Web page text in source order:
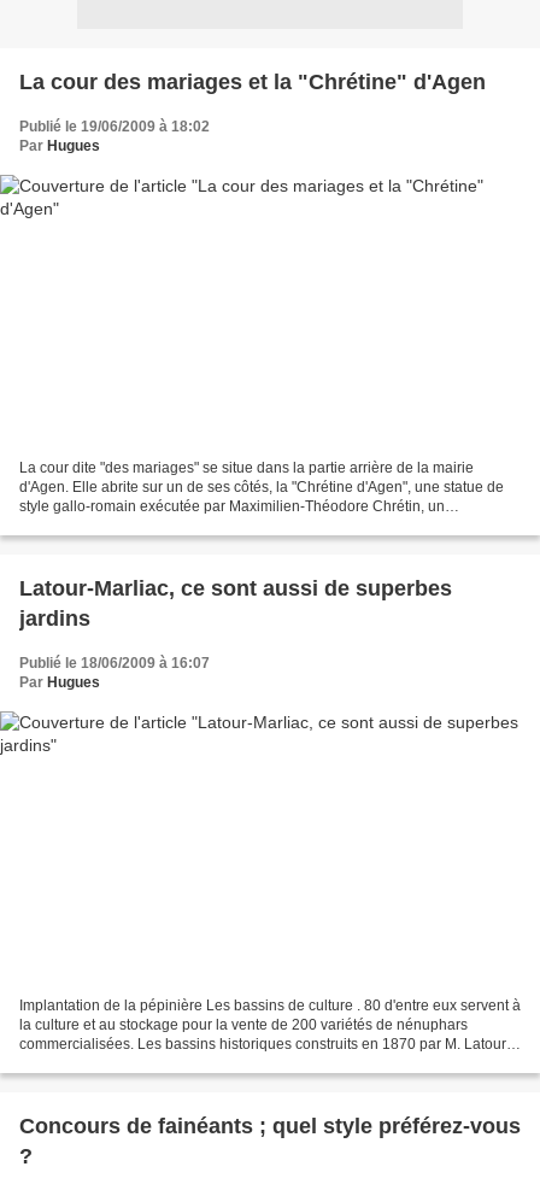
La cour des mariages et la "Chrétine" d'Agen
Publié le 19/06/2009 à 18:02
Par Hugues
La cour dite "des mariages" se situe dans la partie arrière de la mairie
d'Agen. Elle abrite sur un de ses côtés, la "Chrétine d'Agen", une statue de
style gallo-romain exécutée par Maximilien-Théodore Chrétin, un
Latour-Marliac, ce sont aussi de superbes
jardins
Publié le 18/06/2009 à 16:07
Par Hugues
Implantation de la pépinière Les bassins de culture . 80 d'entre eux servent à
la culture et au stockage pour la vente de 200 variétés de nénuphars
commercialisées. Les bassins historiques construits en 1870 par M. Latour-
Concours de fainéants ; quel style préférez-vous
?